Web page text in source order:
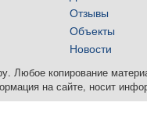
Отзывы
Объекты
Новости
Любое копирование
на сайте, носит